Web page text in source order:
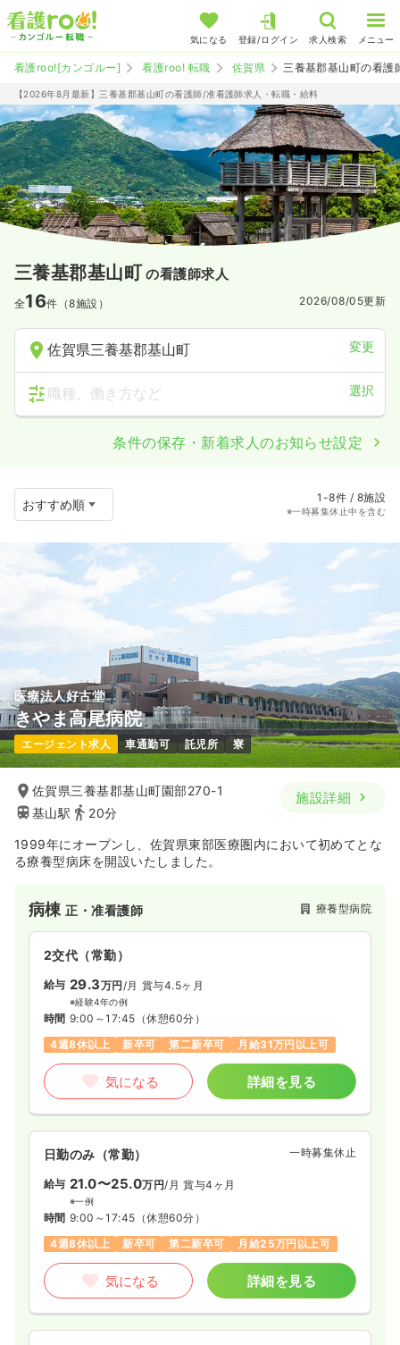
気になる 登録/ログイン 求人検索 メニュー
看護roo![カンゴルー] 看護roo! 転職 佐賀県 三養基郡基山町の看護
【2026年8月最新】三養基郡基山町の看護師/准看護師求人・転職・給料
三養基郡基山町 の看護師求人
全16件（8施設） 2026/08/05更新
佐賀県三養基郡基山町 変更
職種、働き方など 選択
条件の保存・新着求人のお知らせ設定
1-8件 / 8施設
※一時募集休止中を含む
医療法人好古堂
きやま高尾病院
エージェント求人 車通勤可 託児所 寮
佐賀県三養基郡基山町園部270-1
基山駅
20分
施設詳細
1999年にオープンし、佐賀県東部医療圏内において初めてとな
る療養型病床を開設いたしました。
病棟正・准看護師 療養型病院
2交代（常勤）
給与 29.3万円 /月 賞与4.5ヶ月
※経験4年の例
時間 9:00～17:45 （休憩60分）
4週8休以上
新卒可 第二新卒可 月給31万円以上可
気になる 詳細を見る
日勤のみ（常勤） 一時募集休止
給与 21.0〜25.0万円/月 賞与4ヶ月
※一例
時間 9:00～17:45 （休憩60分）
4週8休以上
新卒可 第二新卒可 月給25万円以上可
気になる 詳細を見る